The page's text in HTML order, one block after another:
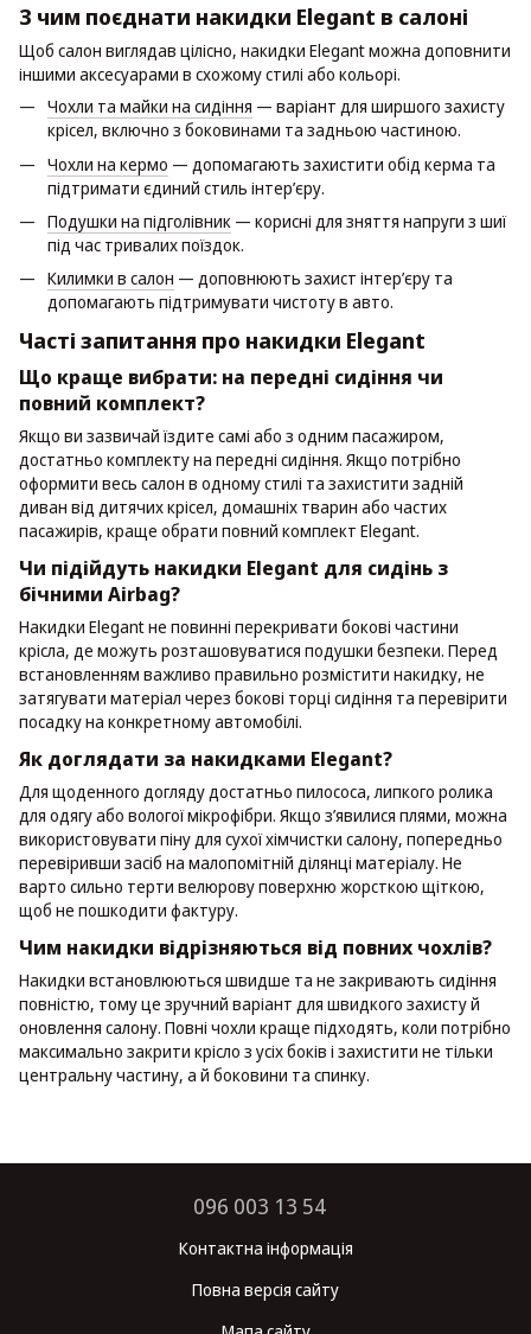
З чим поєднати накидки Elegant в салоні
Щоб салон виглядав цілісно, накидки Elegant можна доповнити
іншими аксесуарами в схожому стилі або кольорі.
Чохли та майки на сидіння — варіант для ширшого захисту
крісел, включно з боковинами та задньою частиною.
Чохли на кермо — допомагають захистити обід керма та
підтримати єдиний стиль інтер’єру.
Подушки на підголівник — корисні для зняття напруги з шиї
під час тривалих поїздок.
Килимки в салон — доповнюють захист інтер’єру та
допомагають підтримувати чистоту в авто.
Часті запитання про накидки Elegant
Що краще вибрати: на передні сидіння чи
повний комплект?
Якщо ви зазвичай їздите самі або з одним пасажиром,
достатньо комплекту на передні сидіння. Якщо потрібно
оформити весь салон в одному стилі та захистити задній
диван від дитячих крісел, домашніх тварин або частих
пасажирів, краще обрати повний комплект Elegant.
Чи підійдуть накидки Elegant для сидінь з
бічними Airbag?
Накидки Elegant не повинні перекривати бокові частини
крісла, де можуть розташовуватися подушки безпеки. Перед
встановленням важливо правильно розмістити накидку, не
затягувати матеріал через бокові торці сидіння та перевірити
посадку на конкретному автомобілі.
Як доглядати за накидками Elegant?
Для щоденного догляду достатньо пилососа, липкого ролика
для одягу або вологої мікрофібри. Якщо з’явилися плями, можна
використовувати піну для сухої хімчистки салону, попередньо
перевіривши засіб на малопомітній ділянці матеріалу. Не
варто сильно терти велюрову поверхню жорсткою щіткою,
щоб не пошкодити фактуру.
Чим накидки відрізняються від повних чохлів?
Накидки встановлюються швидше та не закривають сидіння
повністю, тому це зручний варіант для швидкого захисту й
оновлення салону. Повні чохли краще підходять, коли потрібно
максимально закрити крісло з усіх боків і захистити не тільки
центральну частину, а й боковини та спинку.
096 003 13 54
Контактна інформація
Повна версія сайту